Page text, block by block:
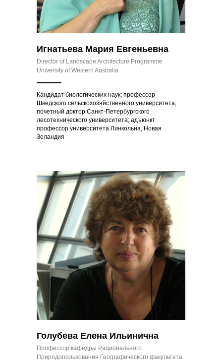
Игнатьева Мария Евгеньевна
Director of Landscape Architecture Programme
University of Western Australia
Кандидат биологических наук; профессор
Шведского сельскохозяйственного университета;
почетный доктор Санкт-Петербургского
лесотехнического университета; адъюнкт
профессор университета Линкольна, Новая
Зеландия
Голубева Елена Ильинична
Профессор кафедры Рационального
Природопользования Географического факультета